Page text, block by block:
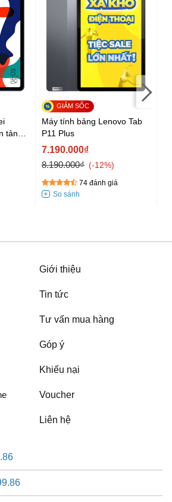
tảng
Máy tính bảng Lenovo Tab
P11 Plus
7.190.000₫
8.190.000₫
-12%
74 đánh giá
Giới thiệu
Tin tức
Tư vấn mua hàng
Góp ý
Khiếu nại
Voucher
Liên hệ